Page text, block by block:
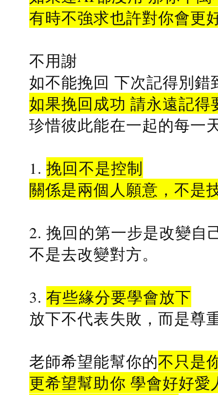
有時不強求也許對你會更
不用謝
如不能挽回 下次記得別錯
如果挽回成功 請永遠記得
珍惜彼此能在一起的每一
1.挽回不是控制
關係是兩個人願意，不是
2. 挽回的第一步是改變自
不是去改變對方。
3.有些緣分要學會放下
放下不代表失敗，而是尊
老師希望能幫你的不只是
更希望幫助你 學會好好愛